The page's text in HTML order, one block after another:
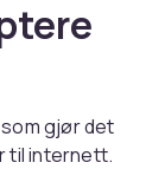
gjør det
til internett.